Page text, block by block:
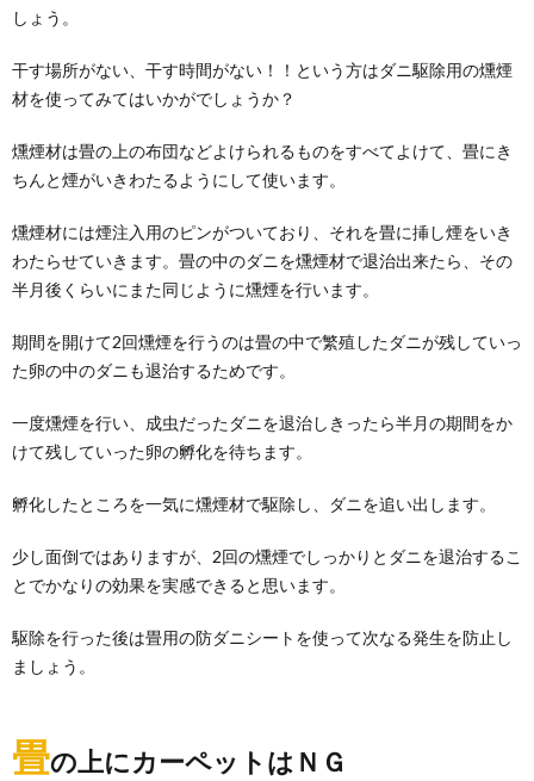
しょう。
干す場所がない、干す時間がない！！という方はダニ駆除用の燻煙
材を使ってみてはいかがでしょうか？
燻煙材は畳の上の布団などよけられるものをすべてよけて、畳にき
ちんと煙がいきわたるようにして使います。
燻煙材には煙注入用のピンがついており、それを畳に挿し煙をいき
わたらせていきます。畳の中のダニを燻煙材で退治出来たら、その
半月後くらいにまた同じように燻煙を行います。
期間を開けて2回燻煙を行うのは畳の中で繁殖したダニが残していっ
た卵の中のダニも退治するためです。
一度燻煙を行い、成虫だったダニを退治しきったら半月の期間をか
けて残していった卵の孵化を待ちます。
孵化したところを一気に燻煙材で駆除し、ダニを追い出します。
少し面倒ではありますが、2回の燻煙でしっかりとダニを退治するこ
とでかなりの効果を実感できると思います。
駆除を行った後は畳用の防ダニシートを使って次なる発生を防止し
ましょう。
畳の上にカーペットはＮＧ